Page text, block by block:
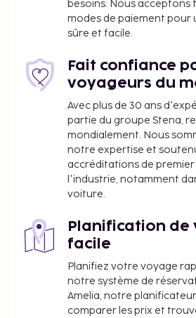
besoins. Nous acceptons
modes de paiement pour
sûre et facile.
Fait confiance
voyageurs du
Avec plus de 30 ans
partie du groupe Stena,
mondialement. Nous
notre expertise et
accréditations de premier
l'industrie, notamment
voiture.
Planification de
facile
Planifiez votre voyage
notre système de
Amelia, notre
comparer les prix et